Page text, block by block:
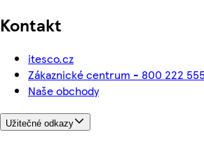
Kontakt
itesco.cz
Zákaznické centrum - 800 222
Naše obchody
Užitečné odkazy